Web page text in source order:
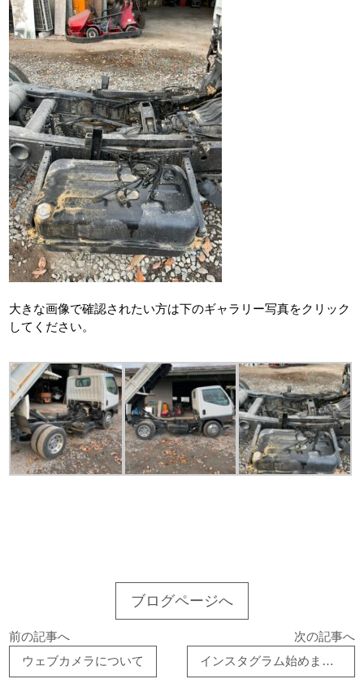
大きな画像で確認されたい方は下のギャラリー写真をクリック
してください。
ブログページへ
前の記事へ
ウェブカメラについて
次の記事へ
インスタグラム始めました。